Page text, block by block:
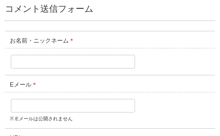
コメント送信フォーム
お名前・ニックネーム ＊
Eメール ＊
※ Eメールは公開されません